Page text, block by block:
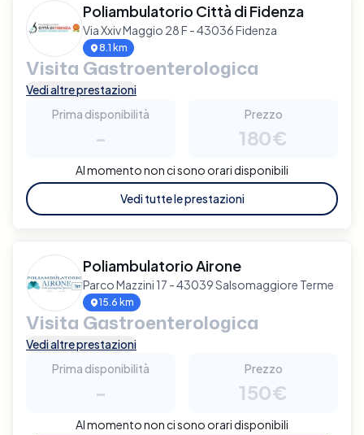
Poliambulatorio Città di Fidenza
Via Xxiv Maggio 28 F - 43036 Fidenza
8.1 km
Visita Gastroenterologica
Vedi altre prestazioni
Prima disponibilità
-
Prezzo
180€
Al momento non ci sono orari disponibili
Vedi tutte le prestazioni
Poliambulatorio Airone
Parco Mazzini 17 - 43039 Salsomaggiore Terme
15.6 km
Visita Gastroenterologica
Vedi altre prestazioni
Prima disponibilità
-
Prezzo
150€
Al momento non ci sono orari disponibili